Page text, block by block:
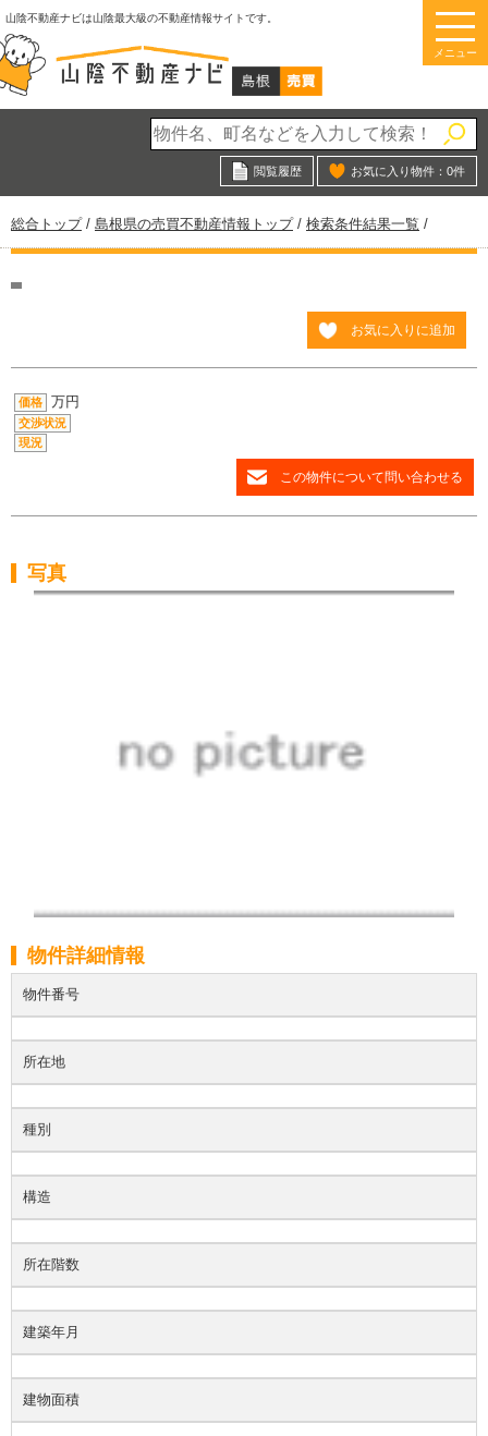
このページの本文へ
山陰不動産ナビは山陰最大級の不動産情報サイトです。
メニュー
閲覧履歴 お気に入り物件： 0件
現
在
位
総合トップ/ 島根県の売買不動産情報トップ/ 検索条件結果一覧 /
お気に入りに追加
価格 万円
交渉状況
現況
この物件について問い合わせる
写真
物件詳細情報
物件番号
所在地
種別
構造
所在階数
建築年月
建物面積